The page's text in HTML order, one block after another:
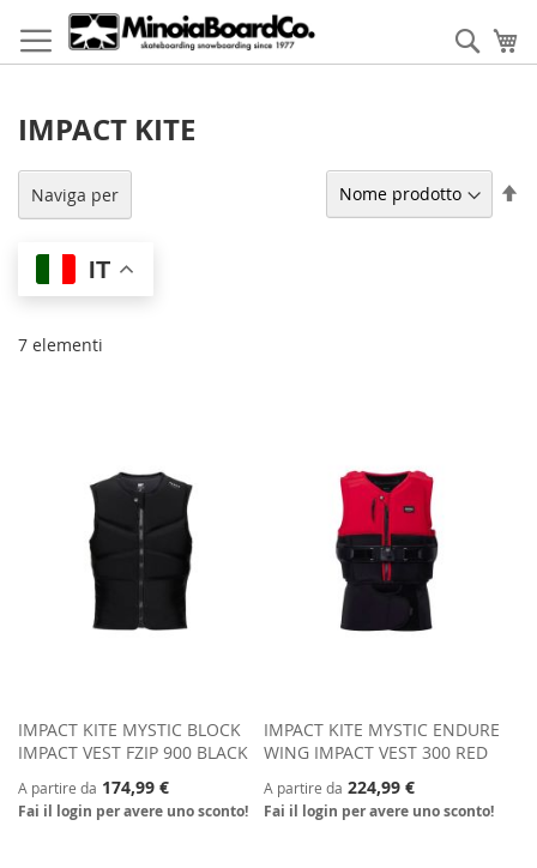
al
contenuto
Cerca
IMPACT KITE
7 elementi
IMPACT KITE MYSTIC BLOCK
IMPACT VEST FZIP 900 BLACK
A partire da 174,99 €
Fai il login per avere uno sconto!
IMPACT KITE MYSTIC ENDURE
WING IMPACT VEST 300 RED
A partire da 224,99 €
Fai il login per avere uno sconto!
Naviga per
IT